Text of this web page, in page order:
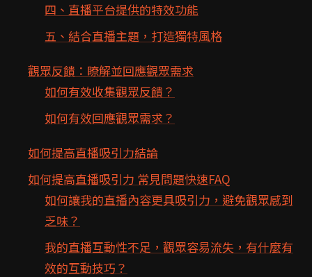
四、直播平台提供的特效功能
五、結合直播主題，打造獨特風格
觀眾反饋：瞭解並回應觀眾需求
如何有效收集觀眾反饋？
如何有效回應觀眾需求？
如何提高直播吸引力結論
如何提高直播吸引力 常見問題快速FAQ
如何讓我的直播內容更具吸引力，避免觀眾感到
乏味？
我的直播互動性不足，觀眾容易流失，有什麼有
效的互動技巧？